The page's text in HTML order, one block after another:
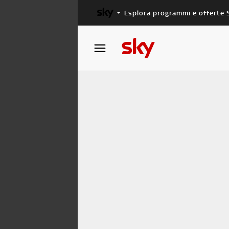
Esplora programmi e offerte